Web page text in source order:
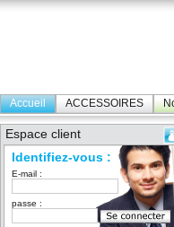
Accueil ACCESSOIRES
Espace client
Identifiez-vous :
E-mail :
passe :